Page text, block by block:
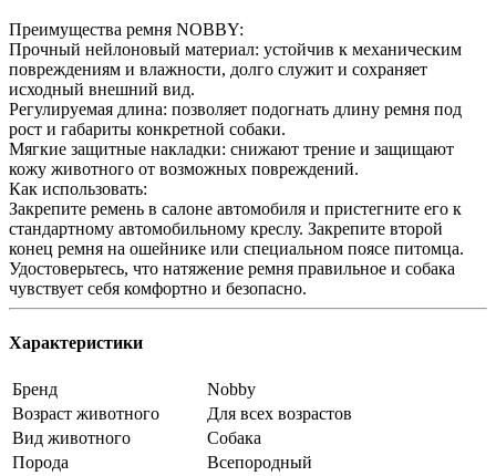
Преимущества ремня NOBBY:
Прочный нейлоновый материал: устойчив к механическим
повреждениям и влажности, долго служит и сохраняет
исходный внешний вид.
Регулируемая длина: позволяет подогнать длину ремня под
рост и габариты конкретной собаки.
Мягкие защитные накладки: снижают трение и защищают
кожу животного от возможных повреждений.
Как использовать:
Закрепите ремень в салоне автомобиля и пристегните его к
стандартному автомобильному креслу. Закрепите второй
конец ремня на ошейнике или специальном поясе питомца.
Удостоверьтесь, что натяжение ремня правильное и собака
чувствует себя комфортно и безопасно.
Характеристики
Бренд
Nobby
Возраст животного
Для всех возрастов
Вид животного
Собака
Порода
Всепородный